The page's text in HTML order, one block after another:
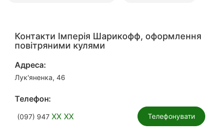
Контакти Імперія Шарикофф, оформлення
повітряними кулями
Адреса:
Лук'яненка, 46
Телефон:
(097) 947 XX XX Телефонувати